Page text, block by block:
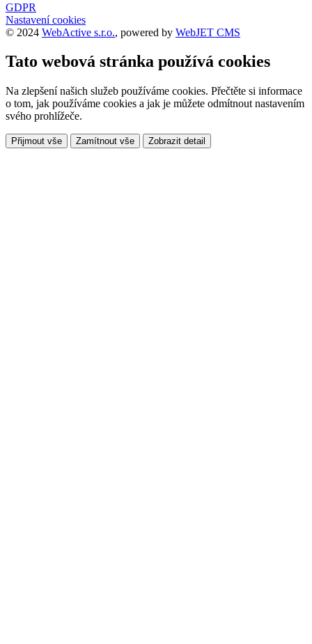
GDPR
Nastavení cookies
© 2024 WebActive s.r.o., powered by WebJET CMS
Tato webová stránka používá cookies
Na zlepšení našich služeb používáme cookies. Přečtěte si informace
o tom, jak používáme cookies a jak je můžete odmítnout nastavením
svého prohlížeče.
Přijmout vše Zamítnout vše Zobrazit detail